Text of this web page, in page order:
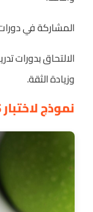
المشاركة في
الالتحاق بدورات
وزيادة الثقة.
نموذج لاختبار IELTS